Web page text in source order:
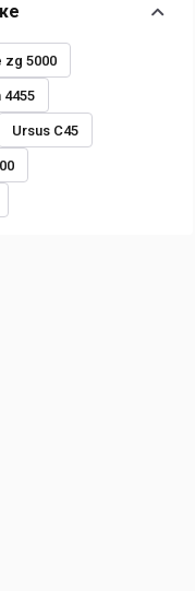
zg 5000
4455
Ursus C45